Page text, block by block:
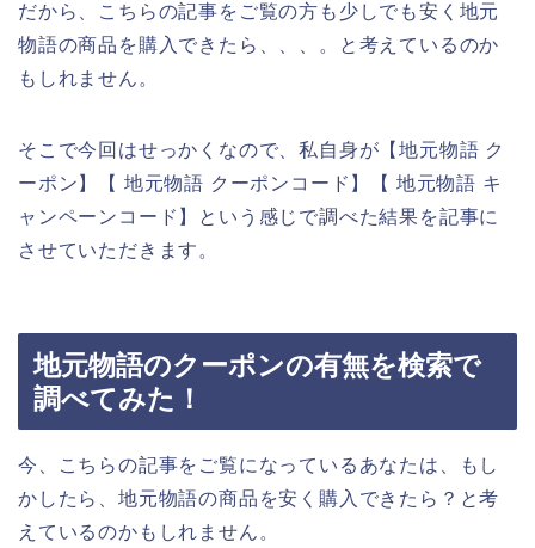
だから、こちらの記事をご覧の方も少しでも安く地元
物語の商品を購入できたら、、、。と考えているのか
もしれません。
そこで今回はせっかくなので、私自身が【地元物語 ク
ーポン】【 地元物語 クーポンコード】【 地元物語 キ
ャンペーンコード】という感じで調べた結果を記事に
させていただきます。
地元物語のクーポンの有無を検索で
調べてみた！
今、こちらの記事をご覧になっているあなたは、もし
かしたら、地元物語の商品を安く購入できたら？と考
えているのかもしれません。